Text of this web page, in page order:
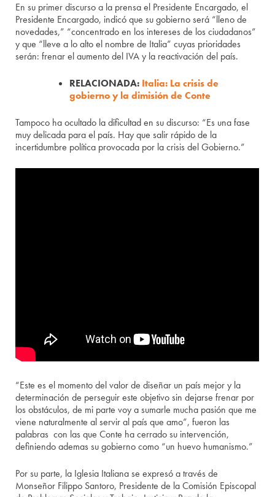
En su primer discurso a la prensa el Presidente Encargado, el
Presidente Encargado, indicó que su gobierno será “lleno de
novedades,” “concentrado en los intereses de los ciudadanos”
y que “lleve a lo alto el nombre de Italia” cuyas prioridades
serán: frenar el aumento del IVA y la reactivación del país.
RELACIONADA: Italia: La crisis de
gobierno y la dimisión de Conte
Tampoco ha ocultado la dificultad en su discurso: “Es una fase
muy delicada para el país. Hay que salir rápido de la
incertidumbre política provocada por la crisis del Gobierno.”
“Este es el momento del valor de diseñar un país mejor y la
determinación de perseguir este objetivo sin dejarse frenar por
los obstáculos, de mi parte voy a sumarle mucha pasión que me
viene naturalmente al servir al país que amo”, fueron las
palabras con las que Conte ha cerrado su intervención,
definiendo ademas su gobierno como “un huevo humanismo.”
Por su parte, la Iglesia Italiana se expresó a través de
Monseñor Filippo Santoro, Presidente de la Comisión Episcopal